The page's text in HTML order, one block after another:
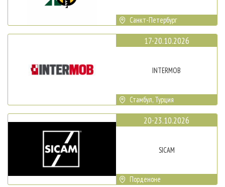
Санкт-Петербург
17-20.10.2026
INTERMOB
Стамбул, Турция
20-23.10.2026
SICAM
Порденоне